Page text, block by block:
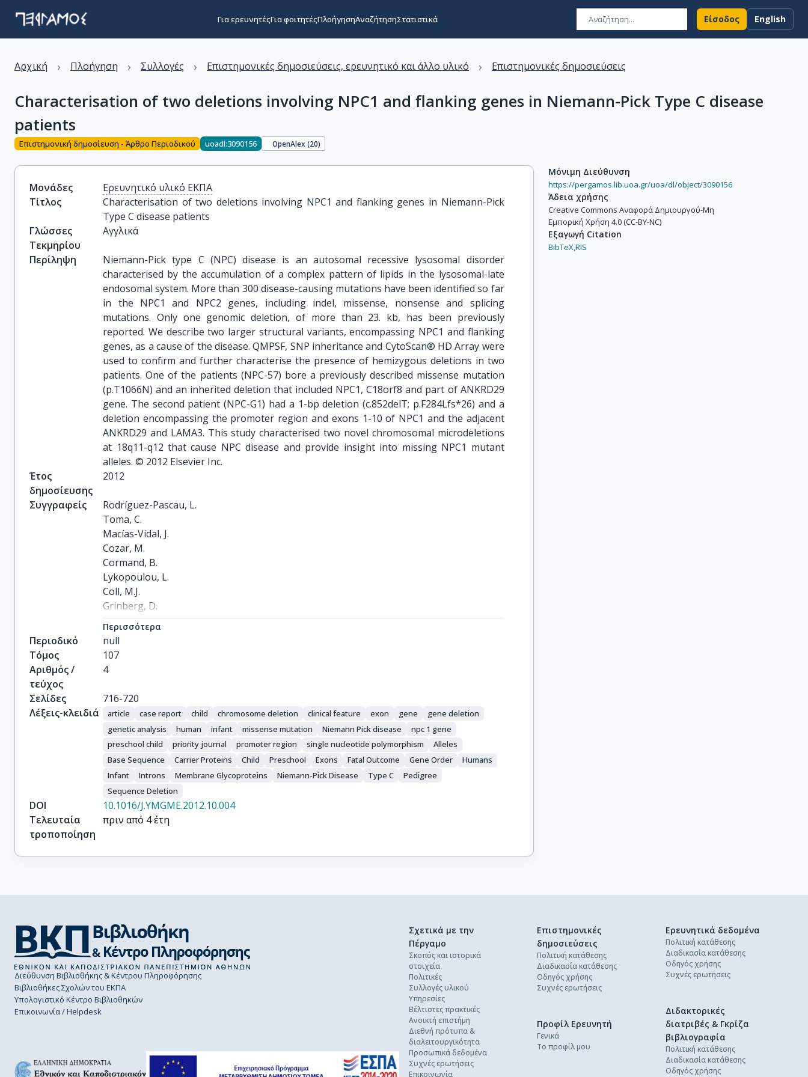
Για ερευνητέςΓια φοιτητέςΠλοήγησηΑναζήτησηΣτατιστικά Είσοδος English
Αρχική › Πλοήγηση › Συλλογές › Επιστημονικές δημοσιεύσεις, ερευνητικό και άλλο υλικό › Επιστημονικές δημοσιεύσεις
Characterisation of two deletions involving NPC1 and flanking genes in Niemann-Pick Type C disease
patients
Επιστημονική δημοσίευση - Άρθρο Περιοδικού uoadl:3090156 OpenAlex (20)
Μονάδες
Ερευνητικό υλικό ΕΚΠΑ
Τίτλος
Characterisation of two deletions involving NPC1 and flanking genes in Niemann-Pick
Type C disease patients
Γλώσσες
Τεκμηρίου
Αγγλικά
Περίληψη
Niemann-Pick type C (NPC) disease is an autosomal recessive lysosomal disorder
characterised by the accumulation of a complex pattern of lipids in the lysosomal-late
endosomal system. More than 300 disease-causing mutations have been identified so far
in the NPC1 and NPC2 genes, including indel, missense, nonsense and splicing
mutations. Only one genomic deletion, of more than 23. kb, has been previously
reported. We describe two larger structural variants, encompassing NPC1 and flanking
genes, as a cause of the disease. QMPSF, SNP inheritance and CytoScan® HD Array were
used to confirm and further characterise the presence of hemizygous deletions in two
patients. One of the patients (NPC-57) bore a previously described missense mutation
(p.T1066N) and an inherited deletion that included NPC1, C18orf8 and part of ANKRD29
gene. The second patient (NPC-G1) had a 1-bp deletion (c.852delT; p.F284Lfs*26) and a
deletion encompassing the promoter region and exons 1-10 of NPC1 and the adjacent
ANKRD29 and LAMA3. This study characterised two novel chromosomal microdeletions
at 18q11-q12 that cause NPC disease and provide insight into missing NPC1 mutant
alleles. © 2012 Elsevier Inc.
Έτος
δημοσίευσης
2012
Συγγραφείς
Rodríguez-Pascau, L.
Toma, C.
Macías-Vidal, J.
Cozar, M.
Cormand, B.
Lykopoulou, L.
Coll, M.J.
Grinberg, D.
Vilageliu, L.
Περισσότερα
Περιοδικό
null
Τόμος
107
Αριθμός /
τεύχος
4
Σελίδες
716-720
Λέξεις-κλειδιά
article case report child chromosome deletion clinical feature exon gene
gene deletion
genetic analysis
human infant missense mutation Niemann Pick disease
npc 1 gene
preschool child
priority journal promoter region single nucleotide polymorphism
Alleles
Base Sequence
Carrier Proteins Child Preschool Exons Fatal Outcome Gene Order
Humans
Infant
Introns Membrane Glycoproteins Niemann-Pick Disease Type C
Pedigree
Sequence Deletion
DOI
10.1016/J.YMGME.2012.10.004
Τελευταία
τροποποίηση
πριν από 4 έτη
Μόνιμη Διεύθυνση
https://pergamos.lib.uoa.gr/uoa/dl/object/3090156
Άδεια χρήσης
Creative Commons Αναφορά Δημιουργού-Μη
Εμπορική Χρήση 4.0 (CC-BY-NC)
Εξαγωγή Citation
BibTeX,RIS
Διεύθυνση Βιβλιοθήκης & Κέντρου Πληροφόρησης
Βιβλιοθήκες Σχολών του ΕΚΠΑ
Υπολογιστικό Κέντρο Βιβλιοθηκών
Επικοινωνία / Helpdesk
Σχετικά με την
Πέργαμο
Σκοπός και ιστορικά
στοιχεία
Πολιτικές
Συλλογές υλικού
Υπηρεσίες
Βέλτιστες πρακτικές
Ανοικτή επιστήμη
Διεθνή πρότυπα &
διαλειτουργικότητα
Προσωπικά δεδομένα
Συχνές ερωτήσεις
Επικοινωνία
Επιστημονικές
δημοσιεύσεις
Πολιτική κατάθεσης
Διαδικασία κατάθεσης
Οδηγός χρήσης
Συχνές ερωτήσεις
Ερευνητικά δεδομένα
Πολιτική κατάθεσης
Διαδικασία κατάθεσης
Οδηγός χρήσης
Συχνές ερωτήσεις
Διδακτορικές
διατριβές & Γκρίζα
βιβλιογραφία
Πολιτική κατάθεσης
Διαδικασία κατάθεσης
Οδηγός χρήσης
Προφίλ Ερευνητή
Γενικά
Το προφίλ μου